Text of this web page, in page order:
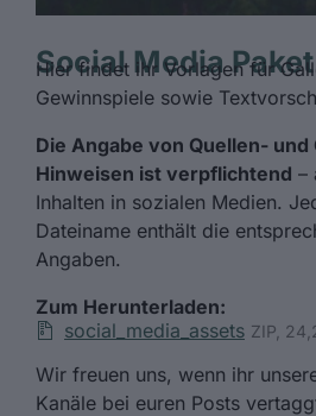
Social Media Paket
Hier findet ihr Vorlagen für
Gewinnspiele sowie
Die Angabe von Quellen-
Hinweisen ist verpflichtend –
Inhalten in sozialen Medien.
Dateiname enthält die
Angaben.
Zum Herunterladen:
social_media_assets ZIP,
Wir freuen uns, wenn ihr
Kanäle bei euren Posts